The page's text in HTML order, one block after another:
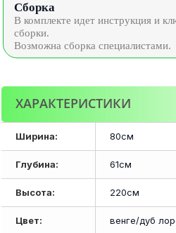
Сборка
В комплекте идет инструкция и
сборки.
Возможна сборка специалистами.
ХАРАКТЕРИСТИКИ
Ширина: 80см
Глубина: 61см
Высота: 220см
Цвет: венге/дуб